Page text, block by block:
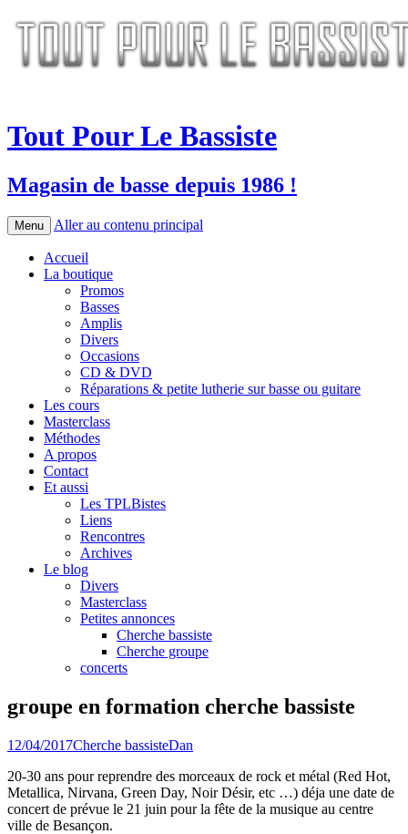
Tout Pour Le Bassiste
Magasin de basse depuis 1986 !
Menu Aller au contenu principal
Accueil
La boutique
Promos
Basses
Amplis
Divers
Occasions
CD & DVD
Réparations & petite lutherie sur basse ou guitare
Les cours
Masterclass
Méthodes
A propos
Contact
Et aussi
Les TPLBistes
Liens
Rencontres
Archives
Le blog
Divers
Masterclass
Petites annonces
Cherche bassiste
Cherche groupe
concerts
groupe en formation cherche bassiste
12/04/2017Cherche bassisteDan
20-30 ans pour reprendre des morceaux de rock et métal (Red Hot,
Metallica, Nirvana, Green Day, Noir Désir, etc …) déja une date de
concert de prévue le 21 juin pour la fête de la musique au centre
ville de Besançon.